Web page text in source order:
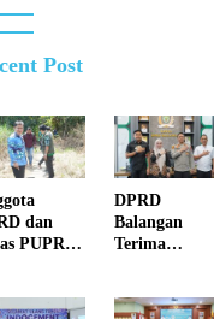
Post
dan
PUPR
di Juai
DPRD
Balangan
Terima
Kapolres